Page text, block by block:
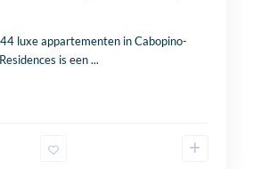
luxe appartementen in Cabopino-
is een...